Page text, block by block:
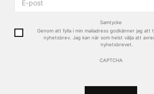
Samtycke
Genom att fylla i min mailadress godkänner jag att
nyhetsbrev. Jag kan när som helst välja att
nyhetsbrevet.
CAPTCHA